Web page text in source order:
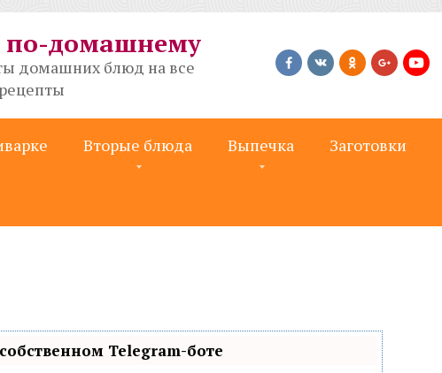
по-домашнему
домашних блюд на все
Вторые блюда Выпечка Заготовки
Telegram-боте